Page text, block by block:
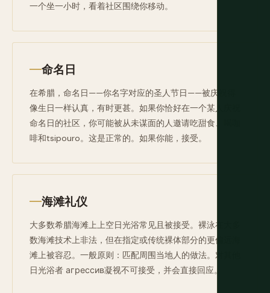
一个坐一小时，看着社区围绕你移动。
命名日
在希腊，命名日——你名字对应的圣人节日——被庆祝得
像生日一样认真，有时更甚。如果你恰好在一个某人庆祝
命名日的社区，你可能被从未谋面的人邀请吃甜食、喝咖
啡和tsipouro。这是正常的。如果你能，接受。
海滩礼仪
大多数希腊海滩上上空日光浴常见且被接受。裸泳在大多
数海滩技术上非法，但在指定或传统裸体部分的更偏远海
滩上被容忍。一般原则：匹配周围当地人的做法。对其他
日光浴者 агрессив凝视不可接受，并会直接回应。